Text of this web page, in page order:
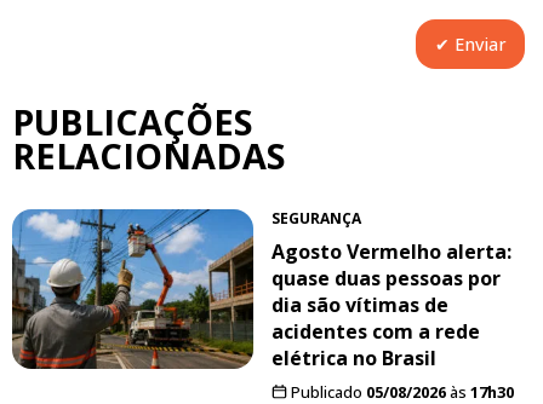
PUBLICAÇÕES
RELACIONADAS
SEGURANÇA
Agosto Vermelho alerta:
quase duas pessoas por
dia são vítimas de
acidentes com a rede
elétrica no Brasil
Publicado 05/08/2026às 17h30